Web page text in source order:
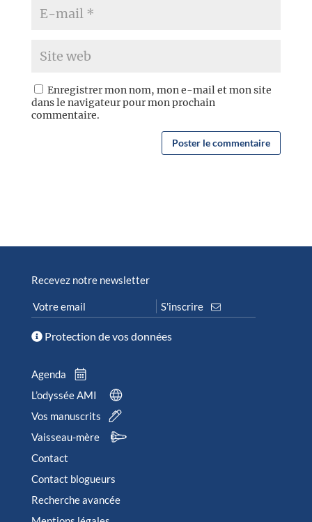
Enregistrer mon nom, mon e-mail et mon site
dans le navigateur pour mon prochain
commentaire.
Recevez notre newsletter
Protection de vos données
Agenda
L’odyssée AMI
Vos manuscrits
Vaisseau-mère
Contact
Contact blogueurs
Recherche avancée